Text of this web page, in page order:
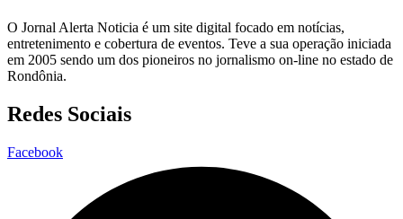
O Jornal Alerta Noticia é um site digital focado em notícias,
entretenimento e cobertura de eventos. Teve a sua operação iniciada
em 2005 sendo um dos pioneiros no jornalismo on-line no estado de
Rondônia.
Redes Sociais
Facebook